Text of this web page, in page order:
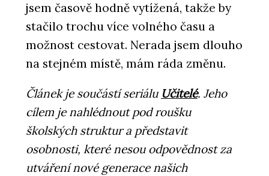
jsem časově hodně vytížená, takže by
stačilo trochu více volného času a
možnost cestovat. Nerada jsem dlouho
na stejném místě, mám ráda změnu.
Článek je součástí seriálu Učitelé. Jeho
cílem je nahlédnout pod roušku
školských struktur a představit
osobnosti, které nesou odpovědnost za
utváření nové generace našich